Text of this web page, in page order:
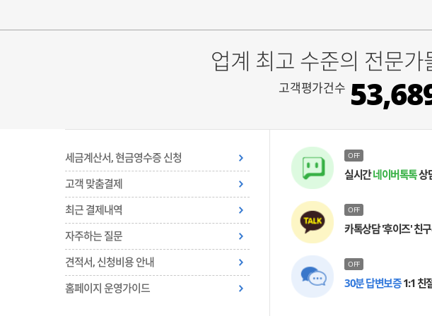
업계 최고 수준의 전문
고객평가건수
세금계산서, 현금영수증 신청
고객 맞춤결제
최근 결제내역
자주하는 질문
견적서, 신청비용 안내
홈페이지 운영가이드
OFF
실시간네이버톡톡상
OFF
카톡상담 '후이즈' 친
OFF
30분 답변보증1:1 친